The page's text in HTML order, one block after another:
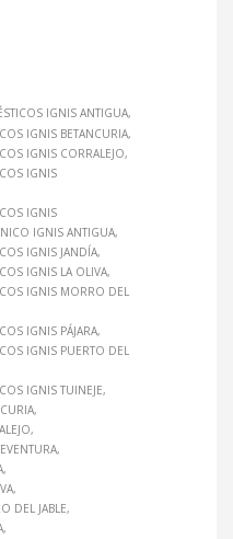
IGNIS ANTIGUA
IGNIS BETANCURIA
IGNIS CORRALEJO
IGNIS
IGNIS
IGNIS ANTIGUA
IGNIS JANDÍA
IGNIS LA OLIVA
IGNIS MORRO DEL
IGNIS PÁJARA
IGNIS PUERTO DEL
IGNIS TUINEJE
DEL JABLE